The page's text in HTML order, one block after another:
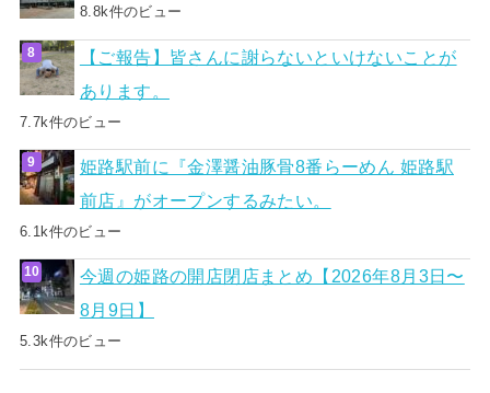
8.8k件のビュー
【ご報告】皆さんに謝らないといけないことが
あります。
7.7k件のビュー
姫路駅前に『金澤醤油豚骨8番らーめん 姫路駅
前店』がオープンするみたい。
6.1k件のビュー
今週の姫路の開店閉店まとめ【2026年8月3日〜
8月9日】
5.3k件のビュー